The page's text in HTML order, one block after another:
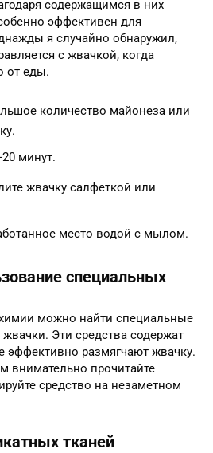
содержащимся в них
эффективен для
я случайно обнаружил,
с жвачкой, когда
от еды.
количество майонеза или
20 минут.
жвачку салфеткой или
место водой с мылом.
специальных
можно найти специальные
Эти средства содержат
эффективно размягчают жвачку.
внимательно прочитайте
средство на незаметном
тканей